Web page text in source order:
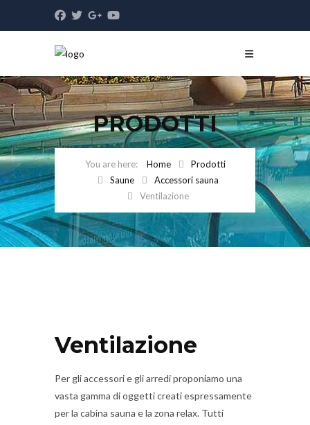
PRODOTTI
Home
Prodotti
Saune
Accessori sauna
Ventilazione
Ventilazione
Per gli accessori e gli arredi proponiamo una
vasta gamma di oggetti creati espressamente
per la cabina sauna e la zona relax. Tutti